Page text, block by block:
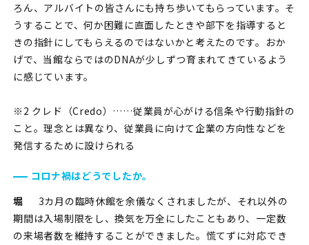
ろん、アルバイトの皆さんにも持ち歩いてもらっています。そ
うすることで、何か困難に直面したときや部下を指導すると
きの指針にしてもらえるのではないかと考えたのです。おか
げで、当館ならではのDNAが少しずつ育まれてきているよう
に感じています。
※2 クレド（Credo）……従業員が心がける信条や行動指針の
こと。理念とは異なり、従業員に向けて企業の方向性などを
発信するために設けられる
コロナ禍はどうでしたか。
堀
3カ月の臨時休館を余儀なくされましたが、それ以外の
期間は入場制限をし、換気を万全にしたこともあり、一定数
の来場者数を維持することができました。慌てずに対応でき